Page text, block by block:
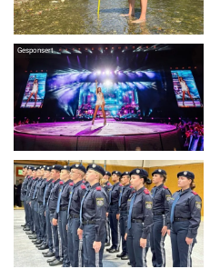
Gesponsert